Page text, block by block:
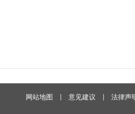
网站地图 意见建议 法律声